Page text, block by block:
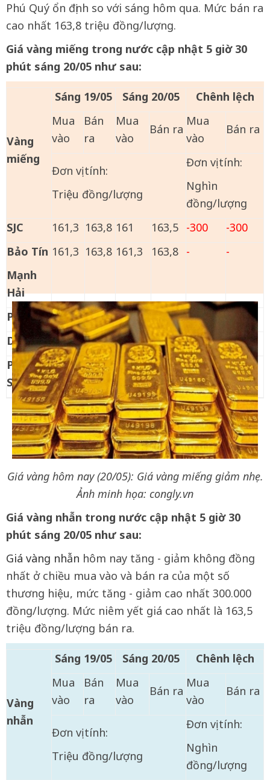
Phú Quý ổn định so với sáng hôm qua. Mức bán ra
cao nhất 163,8 triệu đồng/lượng.
Giá vàng miếng trong nước cập nhật 5 giờ 30
phút sáng 20/05 như sau:
Vàng
miếng
Sáng 19/05 Sáng 20/05
Chênh lệch
Mua
vào
Bán
ra
Mua
vào
Bán ra
Mua
vào
Bán ra
Đơn vị tính:
Triệu đồng/lượng
Đơn vị tính:
Nghìn
đồng/lượng
SJC
161,3 163,8 161 163,5 -300
-300
Bảo Tín
Mạnh
Hải
161,3 163,8 161,3 163,8 - -
PNJ 161,3 163,8 161 163,5 -300
-300
DOJI
161,3 163,8161 163,5 -300
-300
Phú Quý
SJC
160,5 163,5160,5 163,5 - -
Giá vàng hôm nay (20/05): Giá vàng miếng giảm nhẹ.
Ảnh minh họa: congly.vn
Giá vàng nhẫn trong nước cập nhật 5 giờ 30
phút sáng 20/05 như sau:
Giá vàng nhẫn hôm nay tăng - giảm không đồng
nhất ở chiều mua vào và bán ra của một số
thương hiệu, mức tăng - giảm cao nhất 300.000
đồng/lượng. Mức niêm yết giá cao nhất là 163,5
triệu đồng/lượng bán ra.
Vàng
nhẫn
Sáng 19/05 Sáng 20/05
Chênh lệch
Mua
vào
Bán
ra
Mua
vào
Bán ra
Mua
vào
Bán ra
Đơn vị tính:
Triệu đồng/lượng
Đơn vị tính:
Nghìn
đồng/lượng